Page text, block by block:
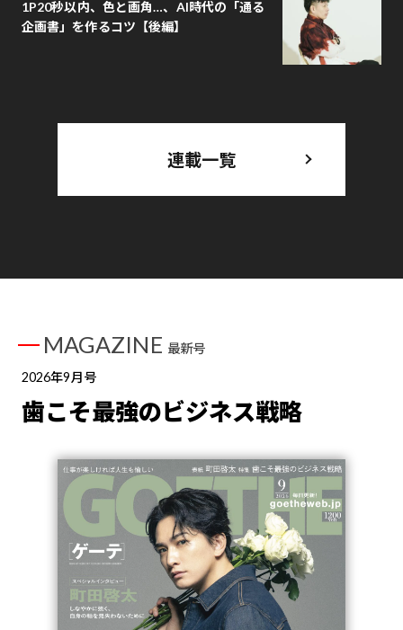
1P20秒以内、色と画角…、AI時代の「通る
企画書」を作るコツ【後編】
連載一覧
MAGAZINE 最新号
2026年9月号
歯こそ最強のビジネス戦略